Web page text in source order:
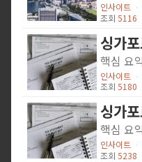
인사이트 ㆍ
조회 5116
인사이트 ㆍ
조회 5180
인사이트 ㆍ
조회 5238